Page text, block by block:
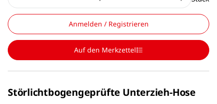
Anmelden / Registrieren
Auf den Merkzettel
Störlichtbogengeprüfte Unterzieh-Hose